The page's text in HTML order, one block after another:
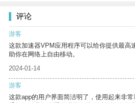
评论
游客
这款加速器VPM应用程序可以给你提供最高
助你在网络上自由移动。
2024-01-14
游客
这款app的用户界面简洁明了，使用起来非